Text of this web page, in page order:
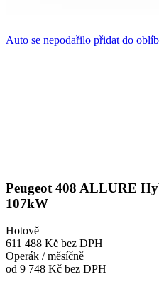
Auto se nepodařilo přidat do
Peugeot 408 ALLURE
107kW
Hotově
611 488 Kč bez DPH
Operák / měsíčně
od 9 748 Kč bez DPH